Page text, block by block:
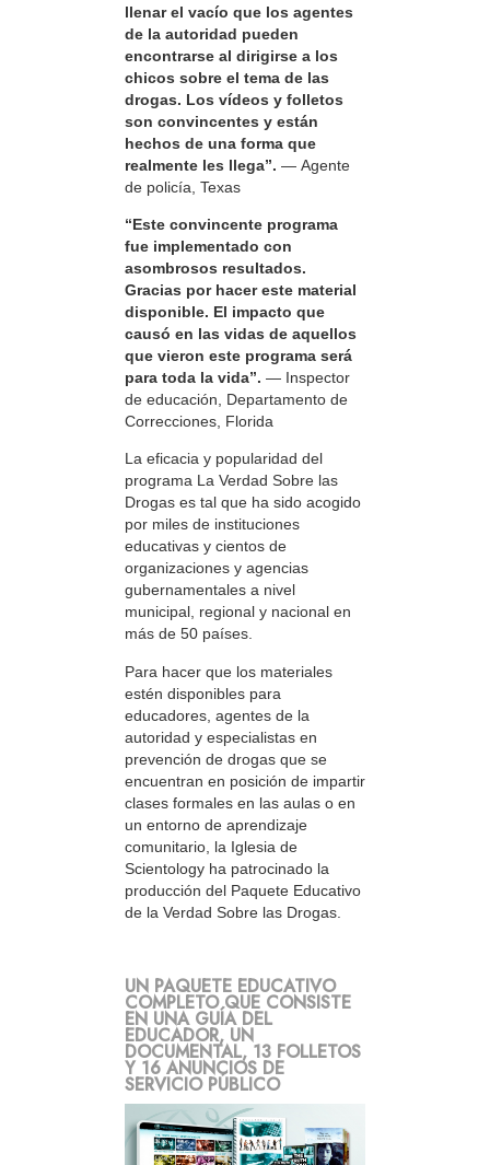
llenar el vacío que los agentes
de la autoridad pueden
encontrarse al dirigirse a los
chicos sobre el tema de las
drogas. Los vídeos y folletos
son convincentes y están
hechos de una forma que
realmente les llega”. — Agente
de policía, Texas
“Este convincente programa
fue implementado con
asombrosos resultados.
Gracias por hacer este material
disponible. El impacto que
causó en las vidas de aquellos
que vieron este programa será
para toda la vida”. — Inspector
de educación, Departamento de
Correcciones, Florida
La eficacia y popularidad del
programa La Verdad Sobre las
Drogas es tal que ha sido acogido
por miles de instituciones
educativas y cientos de
organizaciones y agencias
gubernamentales a nivel
municipal, regional y nacional en
más de 50 países.
Para hacer que los materiales
estén disponibles para
educadores, agentes de la
autoridad y especialistas en
prevención de drogas que se
encuentran en posición de impartir
clases formales en las aulas o en
un entorno de aprendizaje
comunitario, la Iglesia de
Scientology ha patrocinado la
producción del Paquete Educativo
de la Verdad Sobre las Drogas.
UN PAQUETE EDUCATIVO
COMPLETO QUE CONSISTE
EN UNA GUÍA DEL
EDUCADOR, UN
DOCUMENTAL, 13 FOLLETOS
Y 16 ANUNCIOS DE
SERVICIO PÚBLICO